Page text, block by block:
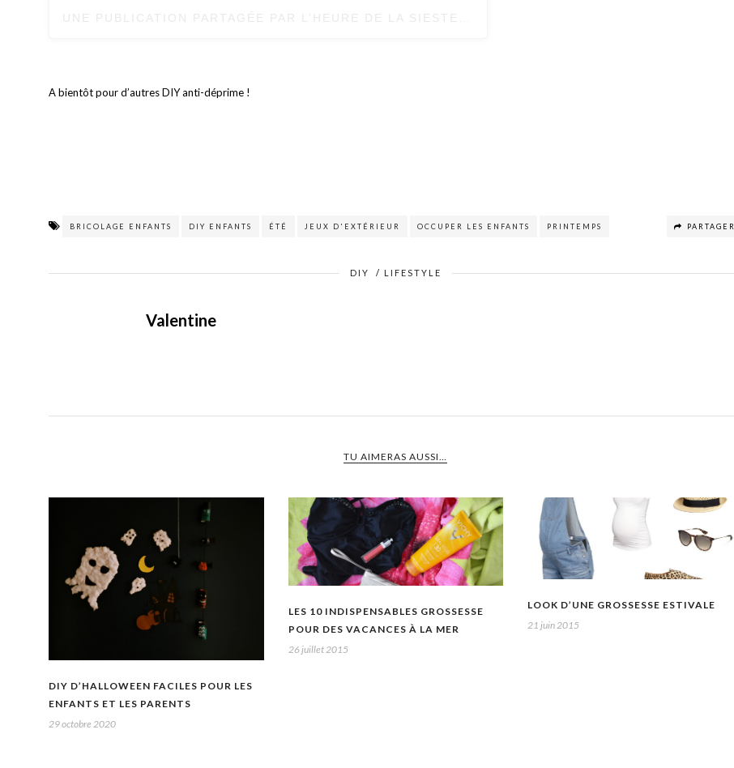
A bientôt pour d’autres DIY anti-déprime !
BRICOLAGE ENFANTS DIY ENFANTS ÉTÉ JEUX D'EXTÉRIEUR OCCUPER LES ENFANTS PRINTEMPS PARTAGER
DIY / LIFESTYLE
Valentine
TU AIMERAS AUSSI…
DIY D’HALLOWEEN FACILES POUR LES
ENFANTS ET LES PARENTS
29 octobre 2020
LES 10 INDISPENSABLES GROSSESSE
POUR DES VACANCES À LA MER
26 juillet 2015
LOOK D’UNE GROSSESSE ESTIVALE
21 juin 2015